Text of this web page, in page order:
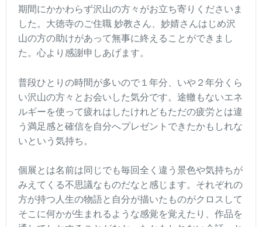
期間にかかわらず沢山の方々がお立ち寄りくださいま
した。大徳寺のご住職 妙教さん、妙婧さんはじめ沢
山の方の助けがあって無事に終えることができまし
た。心より感謝申しあげます。
普段ひとりの時間が多いので１年分、いや２年分くら
い沢山の方々とお会いした気分です。途轍もないエネ
ルギーを使って疲れはしたけれどもただの疲労とは違
う満足感と確信を自分へプレゼントできたかもしれな
いという気持ち。
個展とは名前は同じでも毎回全く違う景色や気持ちが
みえてくる不思議なものだなと感じます。それぞれの
方が持つ人生の物語と自分が描いたものがクロスして
そこに何かが生まれるような感覚を覚えたり、作品を